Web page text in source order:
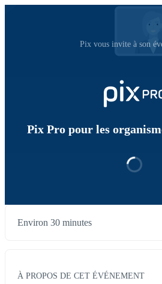
Pix vous invite à son
Pix Pro pour les
Environ 30 minutes
À PROPOS DE CET ÉVÉNEMENT